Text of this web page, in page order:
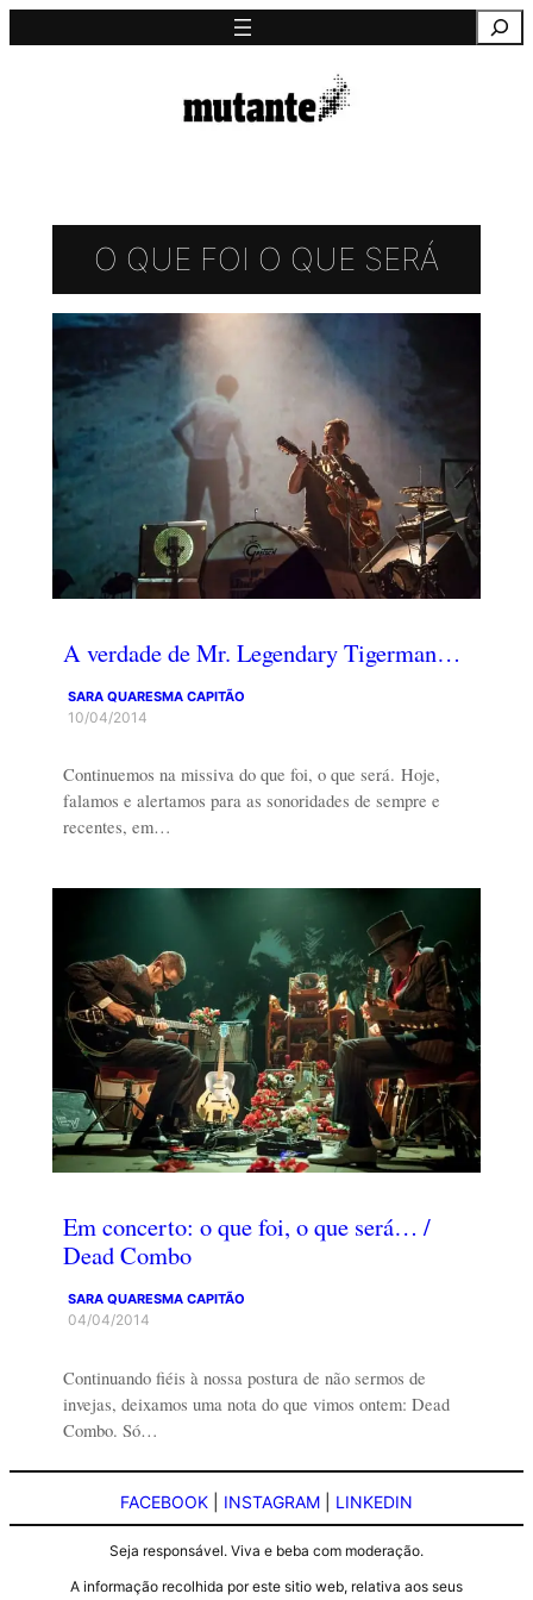
para
O QUE FOI O QUE SERÁ
A verdade de Mr. Legendary Tigerman…
SARA QUARESMA CAPITÃO
10/04/2014
Continuemos na missiva do que foi, o que será. Hoje,
falamos e alertamos para as sonoridades de sempre e
recentes, em…
Em concerto: o que foi, o que será… /
Dead Combo
SARA QUARESMA CAPITÃO
04/04/2014
Continuando fiéis à nossa postura de não sermos de
invejas, deixamos uma nota do que vimos ontem: Dead
Combo. Só…
FACEBOOK INSTAGRAM LINKEDIN
Seja responsável. Viva e beba com moderação.
A informação recolhida por este sitio web, relativa aos seus